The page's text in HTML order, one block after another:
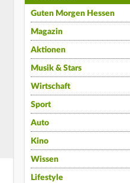
Guten Morgen Hessen
Magazin
Aktionen
Musik & Stars
Wirtschaft
Sport
Auto
Kino
Wissen
Lifestyle